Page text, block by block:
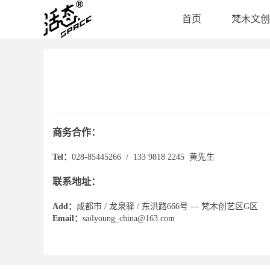
首页 梵木文创
商务合作：
Tel： 028-85445266 / 133 9818 2245 黄先生
联系地址：
Add： 成都市 / 龙泉驿 / 东洪路666号 — 梵木创艺区G区
Email： sailyoung_china@163.com